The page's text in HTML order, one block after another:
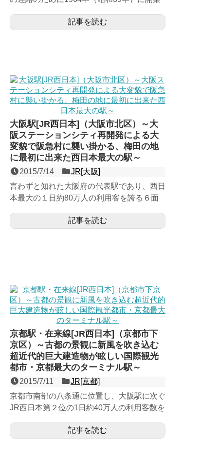
回近畿の駅百選認...記事を読む
大阪駅[JR西日本]（大阪市北区）～大
阪ステーションシティ再開発による大
変貌で阪急村に襲い掛かる、梅田の地
に最初に出来た西日本最大の駅～
2015/7/14
JR[大阪]
言わずと知れた大阪府の代表駅であり、西日
本最大の１日約80万人の利用客を誇る６面
駅。1874年（明治...記事を読む
京都駅・在来線[JR西日本]（京都市下
京区）～古都の景観に新風を吹き込む
超近代的巨大建造物が眩しい国際観光
都市・京都最大のターミナル駅～
2015/7/11
JR[京都]
京都市南部の八条通に位置し、大阪駅に次ぐ
JR西日本第２位の1日約40万人の利用客数を
ーミナル。在来線...記事を読む